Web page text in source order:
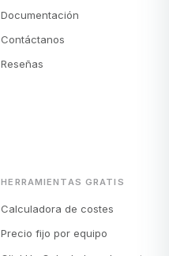
Documentación
Contáctanos
Reseñas
HERRAMIENTAS GRATIS
Calculadora de costes
Precio fijo por equipo